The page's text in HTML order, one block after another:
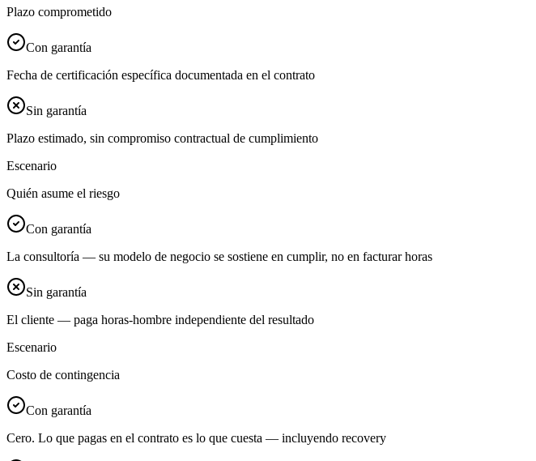
Plazo comprometido
Con garantía
Fecha de certificación específica documentada en el contrato
Sin garantía
Plazo estimado, sin compromiso contractual de cumplimiento
Escenario
Quién asume el riesgo
Con garantía
La consultoría — su modelo de negocio se sostiene en cumplir, no en facturar horas
Sin garantía
El cliente — paga horas-hombre independiente del resultado
Escenario
Costo de contingencia
Con garantía
Cero. Lo que pagas en el contrato es lo que cuesta — incluyendo recovery